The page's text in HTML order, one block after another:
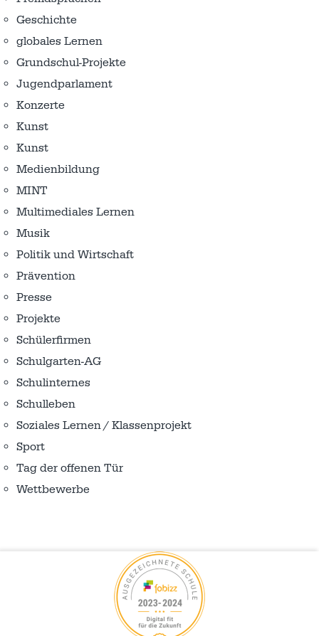
Geschichte
globales Lernen
Grundschul-Projekte
Jugendparlament
Konzerte
Kunst
Kunst
Medienbildung
MINT
Multimediales Lernen
Musik
Politik und Wirtschaft
Prävention
Presse
Projekte
Schülerfirmen
Schulgarten-AG
Schulinternes
Schulleben
Soziales Lernen / Klassenprojekt
Sport
Tag der offenen Tür
Wettbewerbe